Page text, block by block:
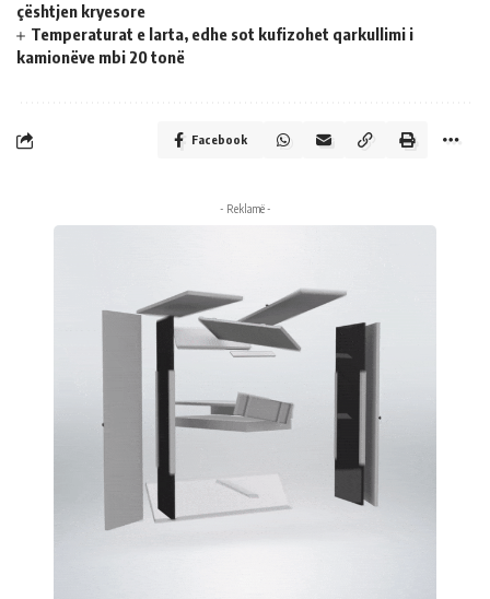
çështjen kryesore
Temperaturat e larta, edhe sot kufizohet qarkullimi i
kamionëve mbi 20 tonë
Facebook
- Reklamë -